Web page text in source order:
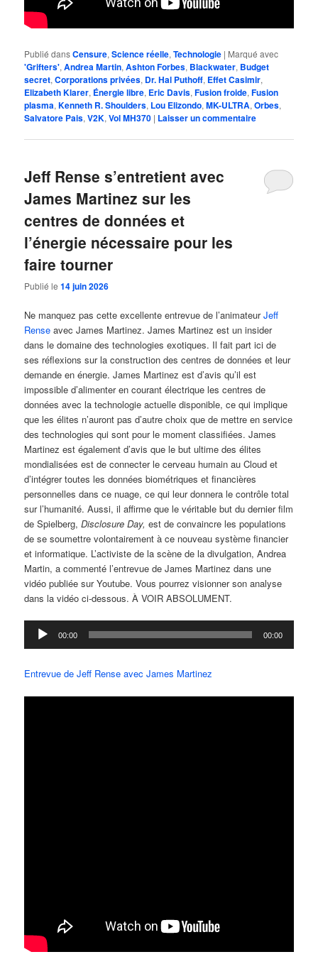
Publié dansCensure,Science réelle,Technologie | Marqué avec
'Grifters',Andrea Martin,Ashton Forbes, Blackwater, Budget
secret,Corporations privées, Dr. Hal Puthoff, Effet Casimir,
Elizabeth Klarer, Énergie libre, Eric Davis,Fusion froide,Fusion
plasma,Kenneth R. Shoulders, Lou Elizondo,MK-ULTRA,Orbes,
Salvatore Pais,V2K,Vol MH370 | Laisser un commentaire
Jeff Rense s’entretient avec
James Martinez sur les
centres de données et
l’énergie nécessaire pour les
faire tourner
Publié le14 juin 2026
Ne manquez pas cette excellente entrevue de l’animateurJeff
Rense avec James Martinez. James Martinez est un insider
dans le domaine des technologies exotiques. Il fait part ici de
ses réflexions sur la construction des centres de données et leur
demande en énergie. James Martinez est d’avis qu’il est
impossible d’alimenter en courant électrique les centres de
données avec la technologie actuelle disponible, ce qui implique
que les élites n’auront pas d’autre choix que de mettre en service
des technologies qui sont pour le moment classifiées. James
Martinez est également d’avis que le but ultime des élites
mondialisées est de connecter le cerveau humain au Cloud et
d’intégrer toutes les données biométriques et financières
personnelles dans ce nuage, ce qui leur donnera le contrôle total
sur l’humanité. Aussi, il affirme que le véritable but du dernier film
de Spielberg,Disclosure Day, est de convaincre les populations
de se soumettre volontairement à ce nouveau système financier
et informatique. L’activiste de la scène de la divulgation, Andrea
Martin, a commenté l’entrevue de James Martinez dans une
vidéo publiée sur Youtube. Vous pourrez visionner son analyse
dans la vidéo ci-dessous. À VOIR ABSOLUMENT.
Lecteur
audio
00:00 00:00
Entrevue de Jeff Rense avec James Martinez